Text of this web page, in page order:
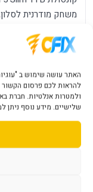
להראות לכם פרסום
שלישיים. מידע נוסף ניתן
יתרונות מרכזיים
על מסך גדול.
מתאימה למי